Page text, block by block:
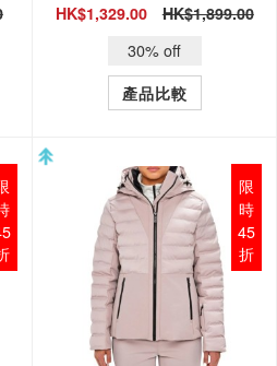
QUICK VIEW
HK$1,329.00
HK$1,899.00
30% off
產品比較
限
時
45
折